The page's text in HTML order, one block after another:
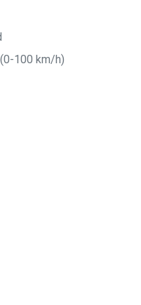
100 km/h)